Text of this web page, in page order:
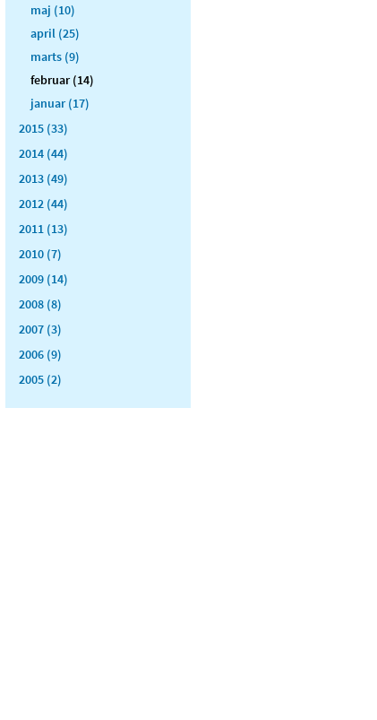
maj (10)
april (25)
marts (9)
februar (14)
januar (17)
2015 (33)
2014 (44)
2013 (49)
2012 (44)
2011 (13)
2010 (7)
2009 (14)
2008 (8)
2007 (3)
2006 (9)
2005 (2)